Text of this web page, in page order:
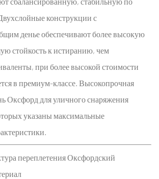
конструкции с
денье обеспечивают более высокую
стойкость к истиранию, чем
при более высокой стоимости
в премиум-классе. Высокопрочная
Оксфорд для уличного снаряжения
указаны максимальные
переплетенияОксфордский